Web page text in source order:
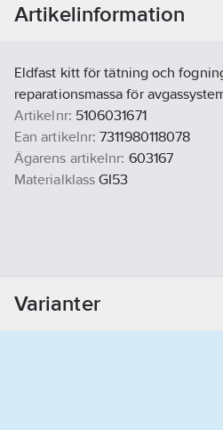
Artikelinformation
Eldfast kitt för tätning och
reparationsmassa för
Artikelnr: 5106031671
Ean artikelnr: 7311980118078
Ägarens artikelnr: 603167
Materialklass GI53
Varianter